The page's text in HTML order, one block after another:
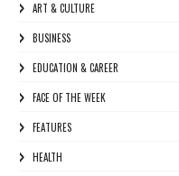
ART & CULTURE
BUSINESS
EDUCATION & CAREER
FACE OF THE WEEK
FEATURES
HEALTH